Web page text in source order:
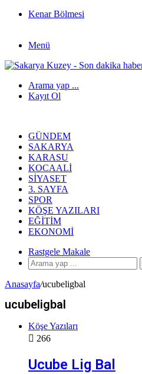
Kenar Bölmesi
Menü
Arama yap ...
Kayıt Ol
GÜNDEM
SAKARYA
KARASU
KOCAALI
SIYASET
3. SAYFA
SPOR
KÖŞE YAZILARI
EĞITIM
EKONOMI
Rastgele Makale
Anasayfa/ucubeligbal
ucubeligbal
Köşe Yazıları
266
Ucube Lig Bal